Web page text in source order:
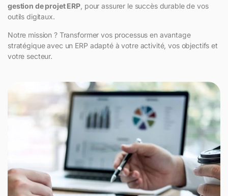
gestion de projet ERP , pour assurer le succès durable de vos
outils digitaux.
Notre mission ? Transformer vos processus en avantage
stratégique avec un ERP adapté à votre activité, vos objectifs et
votre secteur.